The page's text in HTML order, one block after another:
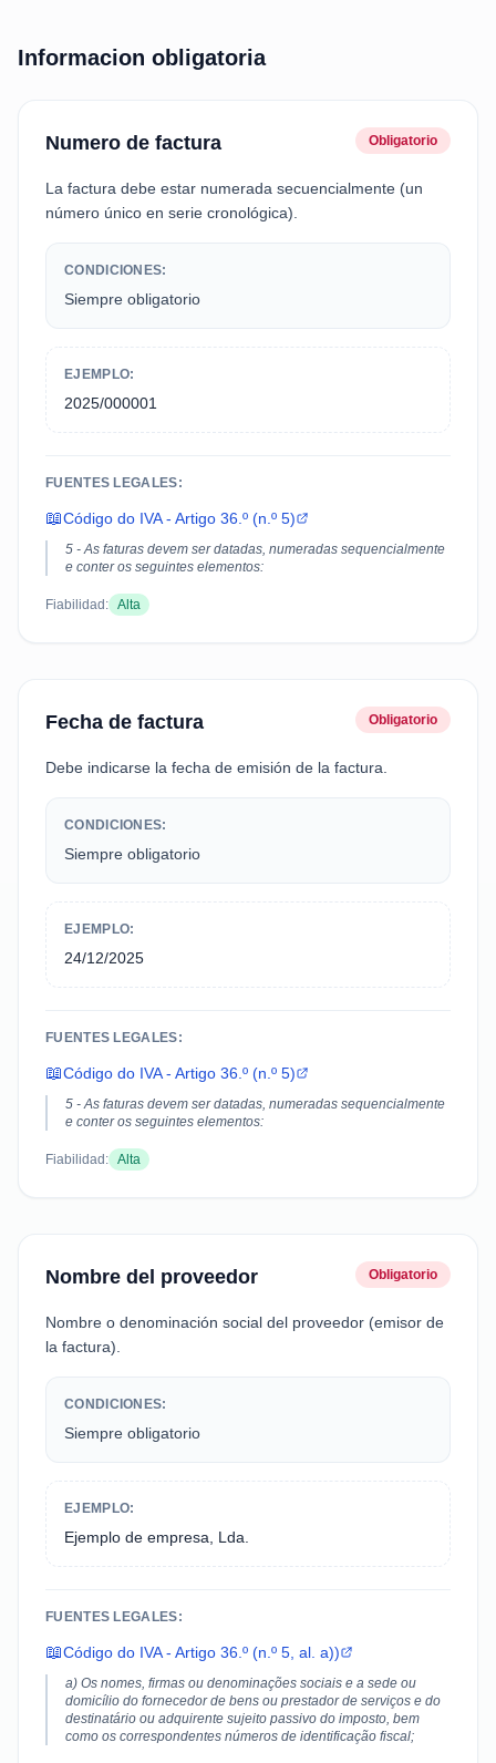
Informacion obligatoria
Numero de factura Obligatorio
La factura debe estar numerada secuencialmente (un
número único en serie cronológica).
CONDICIONES:
Siempre obligatorio
EJEMPLO:
2025/000001
FUENTES LEGALES:
📖Código do IVA - Artigo 36.º (n.º 5)
5 - As faturas devem ser datadas, numeradas sequencialmente
e conter os seguintes elementos:
Fiabilidad: Alta
Fecha de factura Obligatorio
Debe indicarse la fecha de emisión de la factura.
CONDICIONES:
Siempre obligatorio
EJEMPLO:
24/12/2025
FUENTES LEGALES:
📖Código do IVA - Artigo 36.º (n.º 5)
5 - As faturas devem ser datadas, numeradas sequencialmente
e conter os seguintes elementos:
Fiabilidad: Alta
Nombre del proveedor Obligatorio
Nombre o denominación social del proveedor (emisor de
la factura).
CONDICIONES:
Siempre obligatorio
EJEMPLO:
Ejemplo de empresa, Lda.
FUENTES LEGALES:
📖Código do IVA - Artigo 36.º (n.º 5, al. a))
a) Os nomes, firmas ou denominações sociais e a sede ou
domicílio do fornecedor de bens ou prestador de serviços e do
destinatário ou adquirente sujeito passivo do imposto, bem
como os correspondentes números de identificação fiscal;